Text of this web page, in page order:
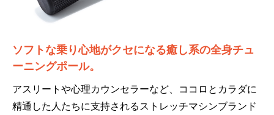
ソフトな乗り心地がクセになる癒し系の全身チュ
ーニングポール。
アスリートや心理カウンセラーなど、ココロとカラダに
精通した人たちに支持されるストレッチマシンブランド